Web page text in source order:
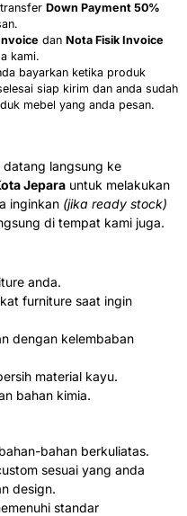
Down Payment 50%
dan Nota Fisik Invoice
kami.
bayarkan ketika produk
siap kirim dan anda sudah
mebel yang anda pesan.
datang langsung ke
Jepara untuk melakukan
inginkan (jika ready stock)
di tempat kami juga.
anda.
furniture saat ingin
dengan kelembaban
material kayu.
bahan kimia.
bahan berkuliatas.
sesuai yang anda
design.
standar